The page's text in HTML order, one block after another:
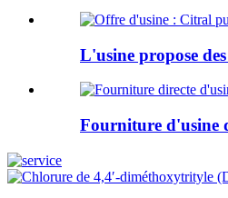
L'usine propose
Fourniture d'usine